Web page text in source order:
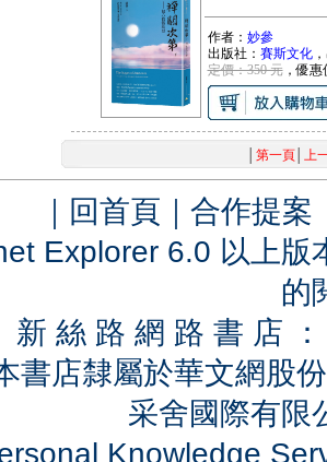
作者： 妙參
出版社： 賽斯文化
定價：350 元，優惠
第一頁│ 上
｜ 回首頁 ｜ 合作提案
Explorer 6.0 以上
的
新 絲 路 網 路 書 店
書店隸屬於華文網股
采舍國際有
Knowledge